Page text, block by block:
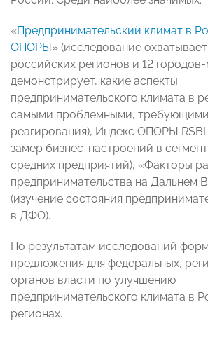
«Предпринимательский климат в
ОПОРЫ» (исследование
российских регионов и 12
демонстрирует, какие аспекты
предпринимательского климата в
самыми проблемными, требующими
реагирования), Индекс ОПОРЫ RSBI
замер бизнес-настроений в
средних предприятий), «Факторы
предпринимательства на Дальнем
(изучение состояния
в ДФО).
По результатам исследований
предложения для федеральных,
органов власти по улучшению
предпринимательского климата в
регионах.